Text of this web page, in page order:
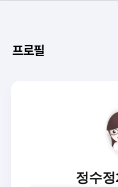
프로필
정수